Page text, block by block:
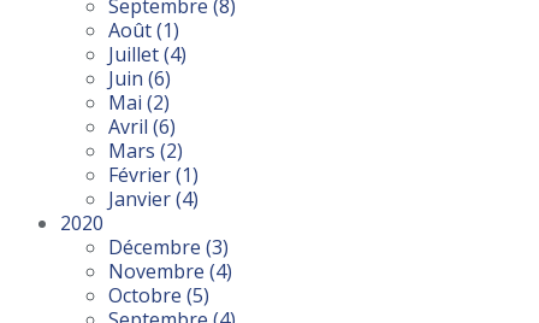
Septembre (8)
Août(1)
Juillet(4)
Juin (6)
Mai (2)
Avril (6)
Mars (2)
Février(1)
Janvier(4)
2020
Décembre (3)
Novembre (4)
Octobre (5)